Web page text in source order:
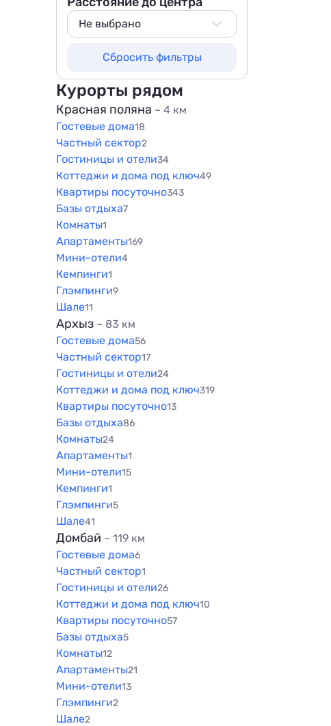
Не выбрано
800 м
1000 м
1500 м
Сбросить фильтры
Курорты рядом
Красная поляна ~ 4 км
Гостевые дома18
Частный сектор2
Гостиницы и отели34
Коттеджи и дома под ключ49
Квартиры посуточно343
Базы отдыха7
Комнаты1
Апартаменты169
Мини-отели4
Кемпинги1
Глэмпинги9
Шале11
Архыз ~ 83 км
Гостевые дома56
Частный сектор17
Гостиницы и отели24
Коттеджи и дома под ключ319
Квартиры посуточно13
Базы отдыха86
Комнаты24
Апартаменты1
Мини-отели15
Кемпинги1
Глэмпинги5
Шале41
Домбай ~ 119 км
Гостевые дома6
Частный сектор1
Гостиницы и отели26
Коттеджи и дома под ключ10
Квартиры посуточно57
Базы отдыха5
Комнаты12
Апартаменты21
Мини-отели13
Глэмпинги2
Шале2